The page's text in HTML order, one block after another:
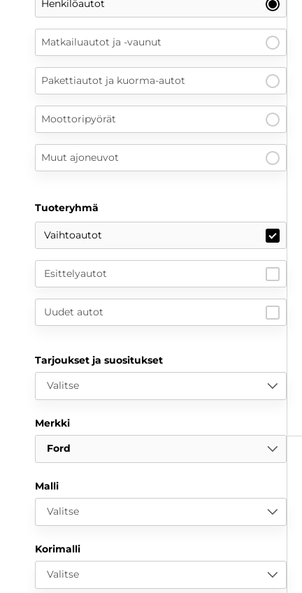
Henkilöautot
Matkailuautot ja -vaunut
Pakettiautot ja kuorma-autot
Moottoripyörät
Muut ajoneuvot
Tuoteryhmä
Vaihtoautot
Esittelyautot
Uudet autot
Tarjoukset ja suositukset
Valitse
Merkki
Ford
Malli
Valitse
Korimalli
Valitse